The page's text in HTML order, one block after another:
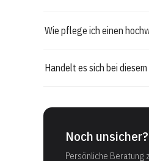
Wie pflege ich einen
Handelt es sich bei
Noch
Persönliche Beratung